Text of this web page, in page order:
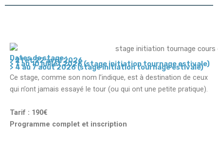
Dates de stage :
> 21 et 22 avril 2026
> 7 au 10 juillet 2026 (stage initiation tournage estivale)
> 4 au 7 août 2026 (stage initiation tournage estivale)
Ce stage, comme son nom l’indique, est à destination de ceux
qui n’ont jamais essayé le tour (ou qui ont une petite pratique).
Tarif : 190€
Programme complet et inscription